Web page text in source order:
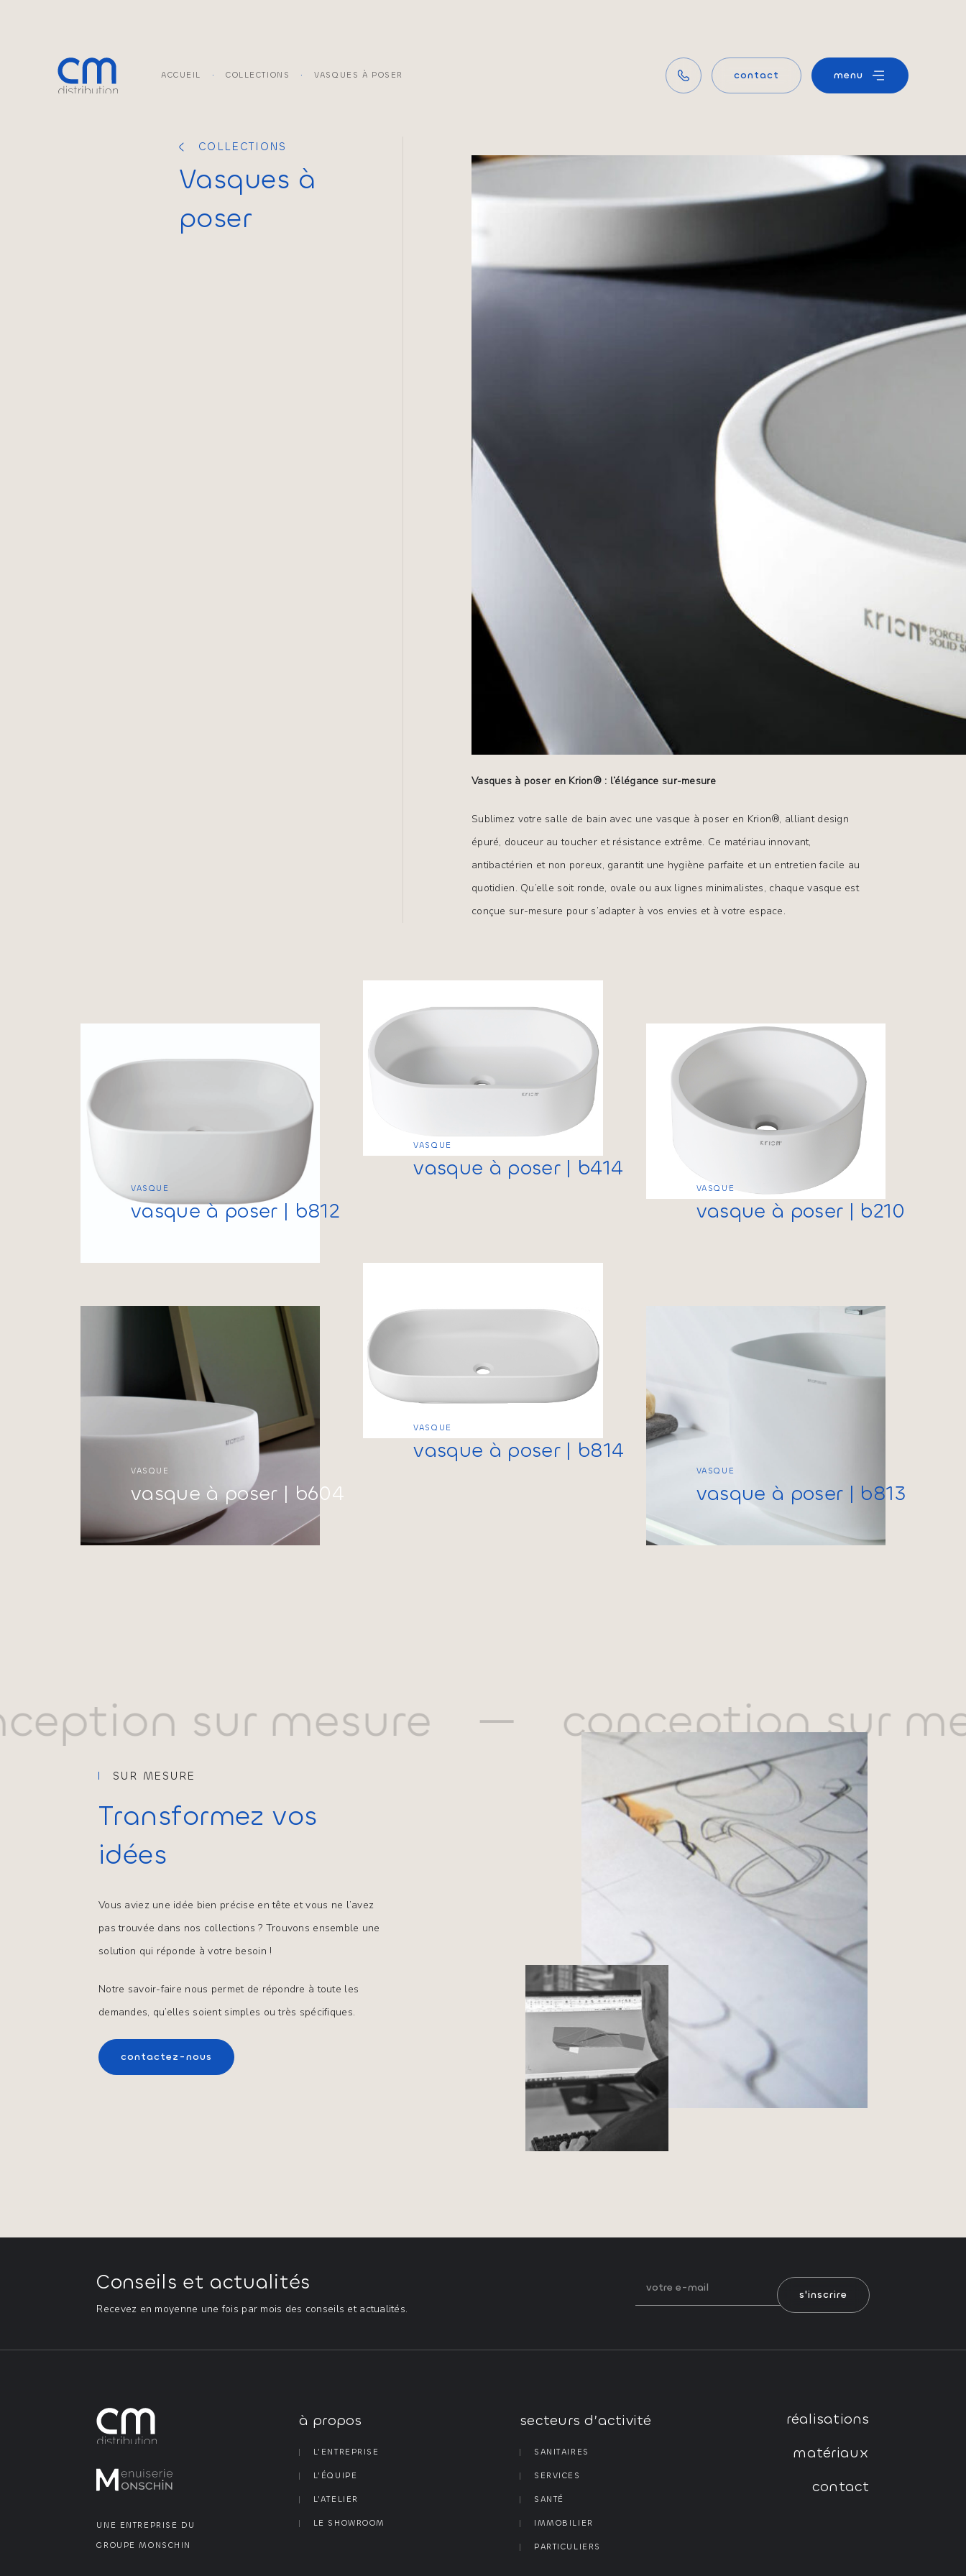
ACCUEIL COLLECTIONS VASQUES À POSER contact menu
COLLECTIONS
Vasques à
poser
Vasques à poser en Krion® : l’élégance sur-mesure
Sublimez votre salle de bain avec une vasque à poser en Krion®, alliant design
épuré, douceur au toucher et résistance extrême. Ce matériau innovant,
antibactérien et non poreux, garantit une hygiène parfaite et un entretien facile au
quotidien. Qu’elle soit ronde, ovale ou aux lignes minimalistes, chaque vasque est
conçue sur-mesure pour s’adapter à vos envies et à votre espace.
VASQUE
vasque à poser | b812
VASQUE
vasque à poser | b414
VASQUE
vasque à poser | b210
VASQUE
vasque à poser | b604
VASQUE
vasque à poser | b814
VASQUE
vasque à poser | b813
SUR MESURE
Transformez vos
idées
Vous aviez une idée bien précise en tête et vous ne l’avez
pas trouvée dans nos collections ? Trouvons ensemble une
solution qui réponde à votre besoin !
Notre savoir-faire nous permet de répondre à toute les
demandes, qu’elles soient simples ou très spécifiques.
contactez-nous
sur mesure — conception sur
Conseils et actualités
Recevez en moyenne une fois par mois des conseils et actualités.
s'inscrire
UNE ENTREPRISE DU
GROUPE MONSCHIN
à propos
L’ENTREPRISE
L’ÉQUIPE
L’ATELIER
LE SHOWROOM
secteurs d’activité
SANITAIRES
SERVICES
SANTÉ
IMMOBILIER
PARTICULIERS
réalisations
matériaux
contact